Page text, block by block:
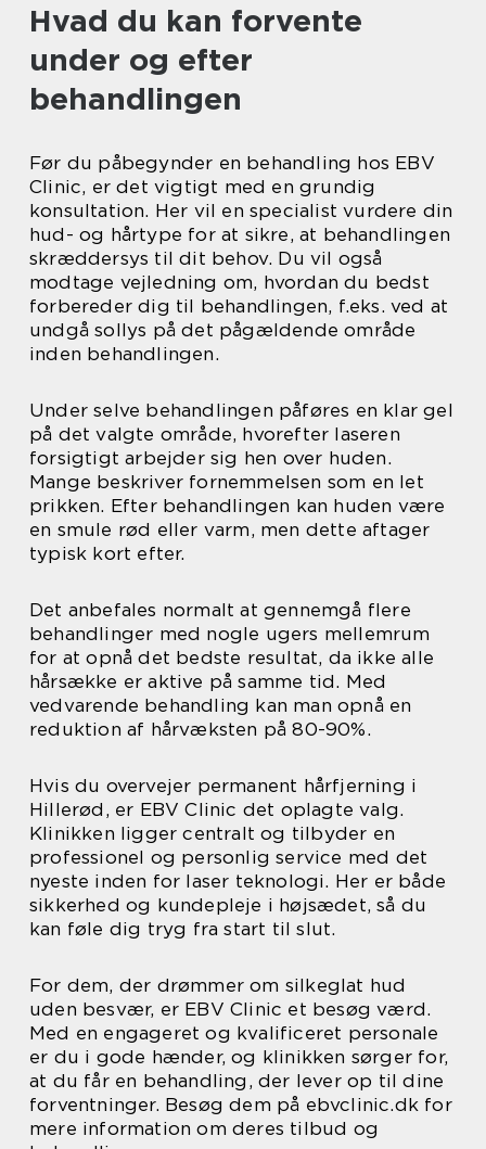
Hvad du kan forvente
under og efter
behandlingen
Før du påbegynder en behandling hos EBV
Clinic, er det vigtigt med en grundig
konsultation. Her vil en specialist vurdere din
hud- og hårtype for at sikre, at behandlingen
skræddersys til dit behov. Du vil også
modtage vejledning om, hvordan du bedst
forbereder dig til behandlingen, f.eks. ved at
undgå sollys på det pågældende område
inden behandlingen.
Under selve behandlingen påføres en klar gel
på det valgte område, hvorefter laseren
forsigtigt arbejder sig hen over huden.
Mange beskriver fornemmelsen som en let
prikken. Efter behandlingen kan huden være
en smule rød eller varm, men dette aftager
typisk kort efter.
Det anbefales normalt at gennemgå flere
behandlinger med nogle ugers mellemrum
for at opnå det bedste resultat, da ikke alle
hårsække er aktive på samme tid. Med
vedvarende behandling kan man opnå en
reduktion af hårvæksten på 80-90%.
Hvis du overvejer permanent hårfjerning i
Hillerød, er EBV Clinic det oplagte valg.
Klinikken ligger centralt og tilbyder en
professionel og personlig service med det
nyeste inden for laser teknologi. Her er både
sikkerhed og kundepleje i højsædet, så du
kan føle dig tryg fra start til slut.
For dem, der drømmer om silkeglat hud
uden besvær, er EBV Clinic et besøg værd.
Med en engageret og kvalificeret personale
er du i gode hænder, og klinikken sørger for,
at du får en behandling, der lever op til dine
forventninger. Besøg dem på ebvclinic.dk for
mere information om deres tilbud og